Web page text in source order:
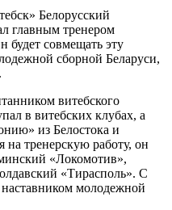
Белорусский
главным тренером
будет совмещать эту
сборной Беларуси,
витебского
в витебских клубах, а
из Белостока и
тренерскую работу, он
«Локомотив»,
«Тирасполь». С
молодежной